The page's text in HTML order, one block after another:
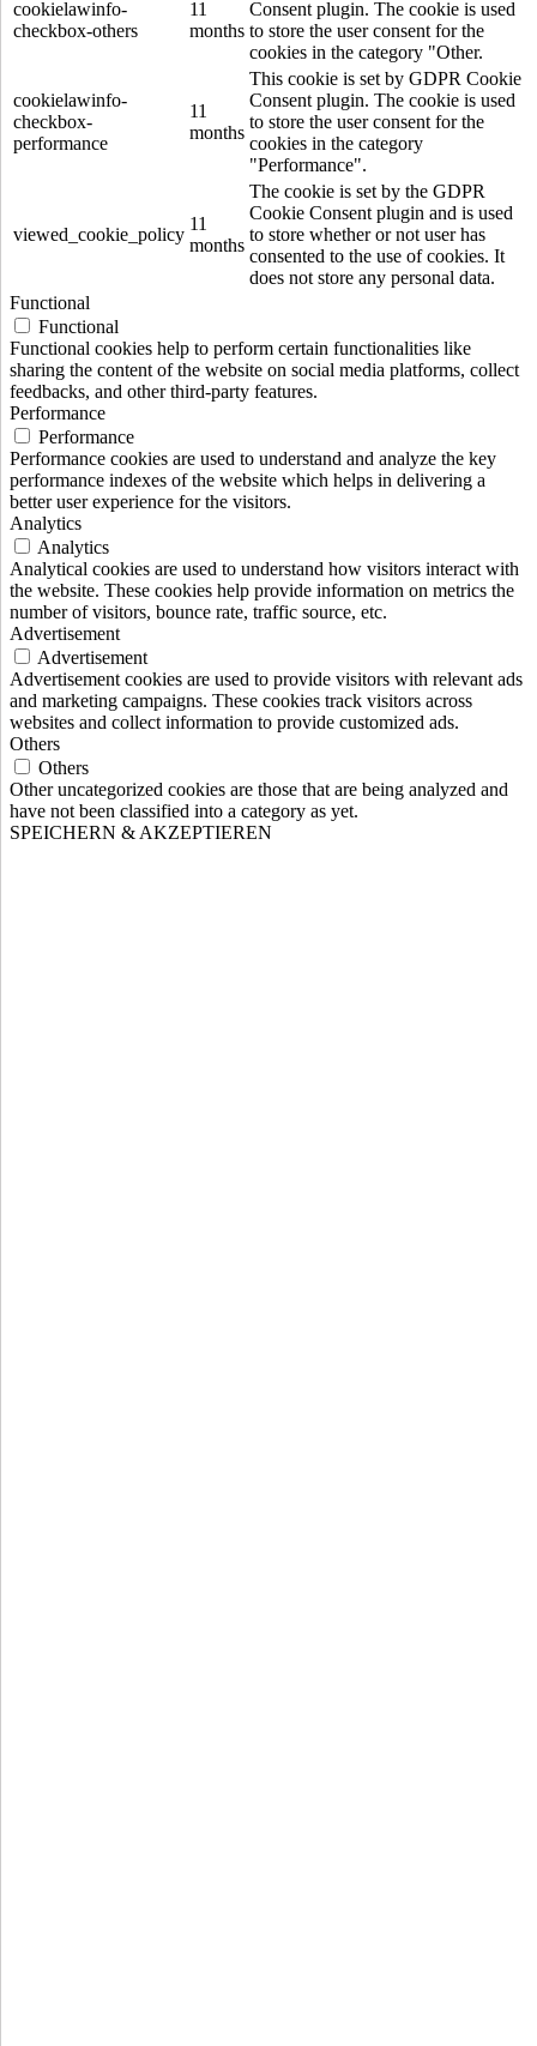
cookielawinfo-
checkbox-others
11
months
Consent plugin. The cookie is used
to store the user consent for the
cookies in the category "Other.
cookielawinfo-
checkbox-
performance
11
months
This cookie is set by GDPR Cookie
Consent plugin. The cookie is used
to store the user consent for the
cookies in the category
"Performance".
viewed_cookie_policy
11
months
The cookie is set by the GDPR
Cookie Consent plugin and is used
to store whether or not user has
consented to the use of cookies. It
does not store any personal data.
Functional
Functional
Functional cookies help to perform certain functionalities like
sharing the content of the website on social media platforms, collect
feedbacks, and other third-party features.
Performance
Performance
Performance cookies are used to understand and analyze the key
performance indexes of the website which helps in delivering a
better user experience for the visitors.
Analytics
Analytics
Analytical cookies are used to understand how visitors interact with
the website. These cookies help provide information on metrics the
number of visitors, bounce rate, traffic source, etc.
Advertisement
Advertisement
Advertisement cookies are used to provide visitors with relevant ads
and marketing campaigns. These cookies track visitors across
websites and collect information to provide customized ads.
Others
Others
Other uncategorized cookies are those that are being analyzed and
have not been classified into a category as yet.
SPEICHERN & AKZEPTIEREN